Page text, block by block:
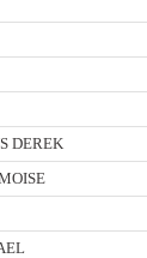
DEREK